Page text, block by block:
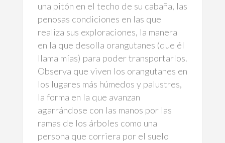
una pitón en el techo de su cabaña, las
penosas condiciones en las que
realiza sus exploraciones, la manera
en la que desolla orangutanes (que él
llama mías) para poder transportarlos.
Observa que viven los orangutanes en
los lugares más húmedos y palustres,
la forma en la que avanzan
agarrándose con las manos por las
ramas de los árboles como una
persona que corriera por el suelo